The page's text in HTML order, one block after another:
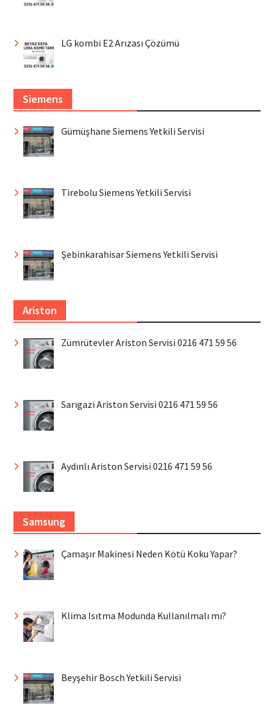
LG kombi E2 Arızası Çözümü
Siemens
Gümüşhane Siemens Yetkili Servisi
Tirebolu Siemens Yetkili Servisi
Şebinkarahisar Siemens Yetkili Servisi
Ariston
Zümrütevler Ariston Servisi 0216 471 59 56
Sarıgazi Ariston Servisi 0216 471 59 56
Aydınlı Ariston Servisi 0216 471 59 56
Samsung
Çamaşır Makinesi Neden Kötü Koku Yapar?
Klima Isıtma Modunda Kullanılmalı mı?
Beyşehir Bosch Yetkili Servisi